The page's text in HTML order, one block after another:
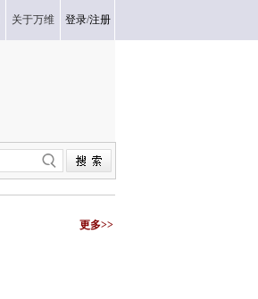
关于万维 登录/注册
更多>>